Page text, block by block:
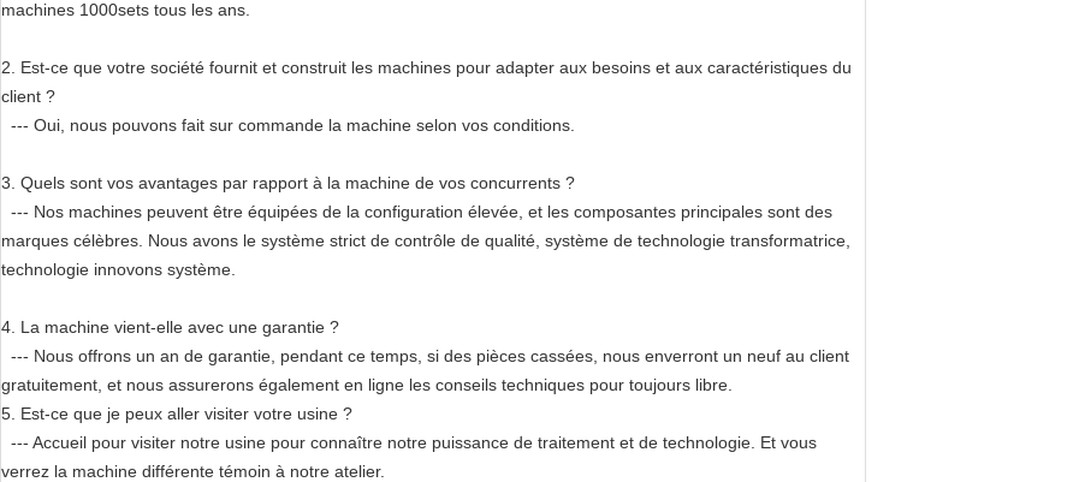
machines 1000sets tous les ans.
2. Est-ce que votre société fournit et construit les machines pour adapter aux besoins et aux caractéristiques du
client ?
--- Oui, nous pouvons fait sur commande la machine selon vos conditions.
3. Quels sont vos avantages par rapport à la machine de vos concurrents ?
--- Nos machines peuvent être équipées de la configuration élevée, et les composantes principales sont des
marques célèbres. Nous avons le système strict de contrôle de qualité, système de technologie transformatrice,
technologie innovons système.
4. La machine vient-elle avec une garantie ?
--- Nous offrons un an de garantie, pendant ce temps, si des pièces cassées, nous enverront un neuf au client
gratuitement, et nous assurerons également en ligne les conseils techniques pour toujours libre.
5. Est-ce que je peux aller visiter votre usine ?
--- Accueil pour visiter notre usine pour connaître notre puissance de traitement et de technologie. Et vous
verrez la machine différente témoin à notre atelier.